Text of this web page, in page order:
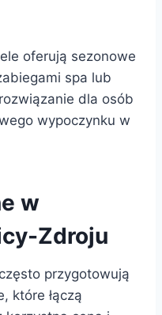
oferują sezonowe
spa lub
dla osób
wypoczynku w
w
Zdroju
przygotowują
które łączą